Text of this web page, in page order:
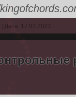
Дата: 17.03.2023